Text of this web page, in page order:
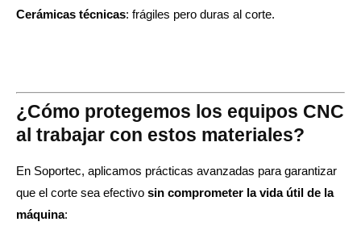
Cerámicas técnicas: frágiles pero duras al corte.
¿Cómo protegemos los equipos CNC
al trabajar con estos materiales?
En Soportec, aplicamos prácticas avanzadas para garantizar
que el corte sea efectivo sin comprometer la vida útil de la
máquina: